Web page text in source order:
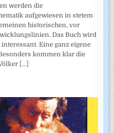
werden die
aufgewiesen in stetem
historischen, vor
Das Buch wird
Eine ganz eigene
kommen klar die
[...]